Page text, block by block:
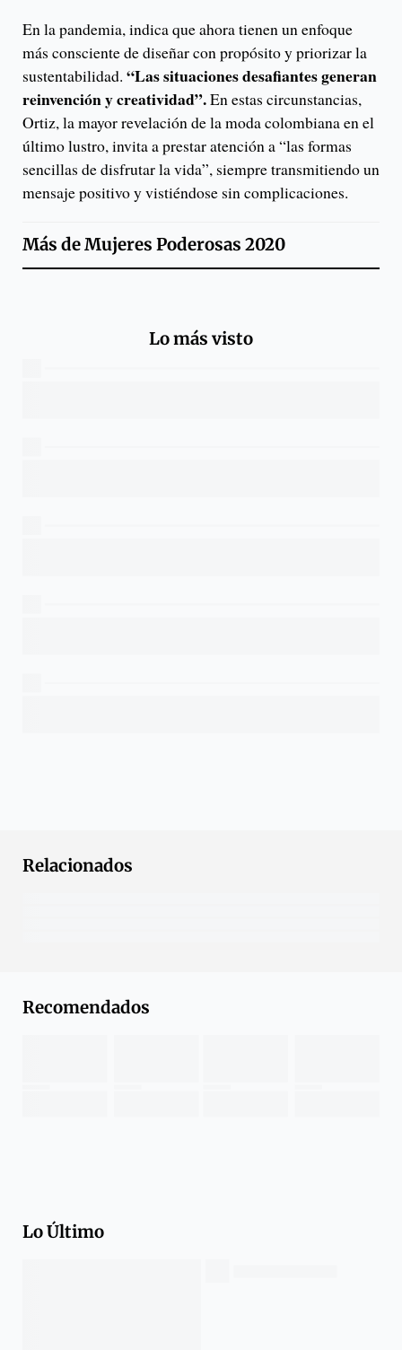
En la pandemia, indica que ahora tienen un enfoque
más consciente de diseñar con propósito y priorizar la
sustentabilidad. “Las situaciones desafiantes generan
reinvención y creatividad”.En estas circunstancias,
Ortiz, la mayor revelación de la moda colombiana en el
último lustro, invita a prestar atención a “las formas
sencillas de disfrutar la vida”, siempre transmitiendo un
mensaje positivo y vistiéndose sin complicaciones.
Más deMujeres Poderosas 2020
Lo más visto
Relacionados
Recomendados
Lo Último